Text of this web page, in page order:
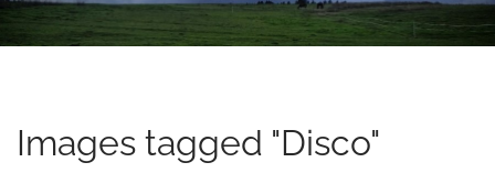
Images tagged "Disco"